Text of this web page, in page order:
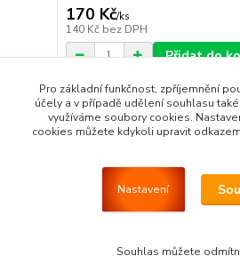
170 Kč/ks
140 Kč bez DPH
Přidat do
Dalších (21) produktů
Pro základní funkčnost, zpříjemnění
účely a v případě udělení souhlasu
využíváme soubory cookies.
cookies můžete kdykoli upravit
Nastavení
Souhlas můžete